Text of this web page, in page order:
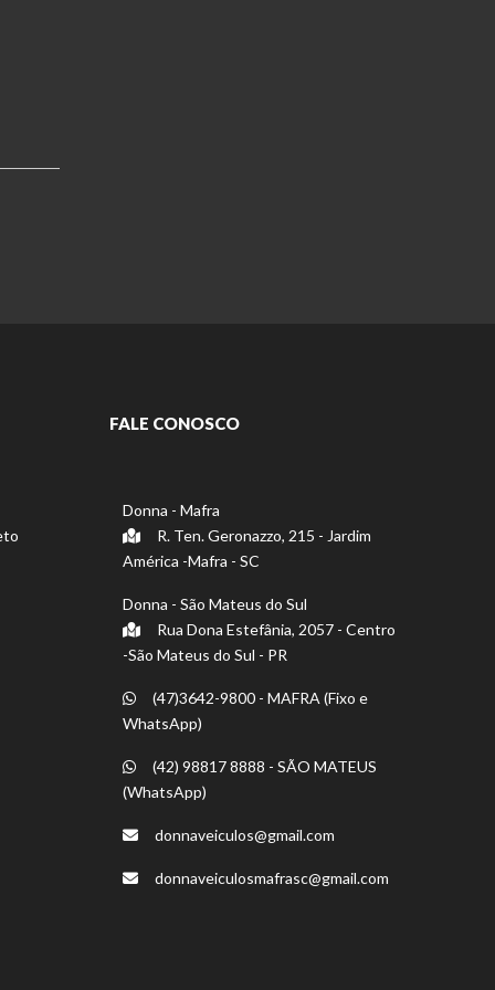
FALE CONOSCO
R. Ten. Geronazzo, 215 - Jardim
América -Mafra - SC
Donna - Mafra
Rua Dona Estefânia, 2057 - Centro
-São Mateus do Sul - PR
Donna - São Mateus do Sul
(47)3642-9800 - MAFRA (Fixo e
WhatsApp)
(42) 98817 8888 - SÃO MATEUS
(WhatsApp)
donnaveiculos@gmail.com
donnaveiculosmafrasc@gmail.com